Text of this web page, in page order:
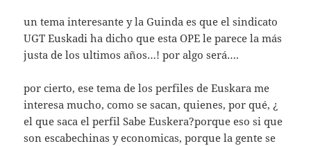
un tema interesante y la Guinda es que el sindicato
UGT Euskadi ha dicho que esta OPE le parece la más
justa de los ultimos años…! por algo será….
por cierto, ese tema de los perfiles de Euskara me
interesa mucho, como se sacan, quienes, por qué, ¿
el que saca el perfil Sabe Euskera?porque eso si que
son escabechinas y economicas, porque la gente se